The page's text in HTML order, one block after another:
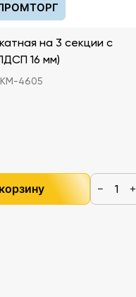
на 3 секции с
(ЛДСП 16 мм)
4605
− +